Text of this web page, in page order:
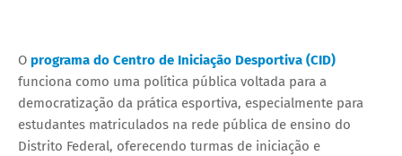
O programa do Centro de Iniciação Desportiva (CID)
funciona como uma política pública voltada para a
democratização da prática esportiva, especialmente para
estudantes matriculados na rede pública de ensino do
Distrito Federal, oferecendo turmas de iniciação e